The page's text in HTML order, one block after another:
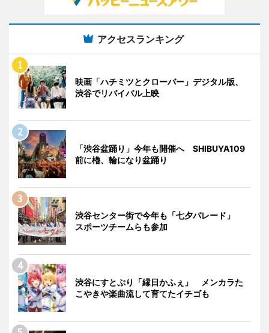
アクセスランキング
映画「ハチミツとクローバー」デジタル版、
渋谷でリバイバル上映
「渋谷盆踊り」今年も開催へ SHIBUYA109
前に櫓、輪になり盆踊り
渋谷センター街で今年も「七夕パレード」
スポーツチームらも参加
渋谷にすとぷり「縁日かふぇ」 メンカラた
こやきや楽曲流して育てたイチゴも